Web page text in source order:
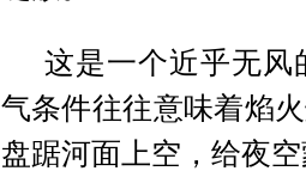
这是一个近乎无风
气条件往往意味着焰
盘踞河面上空，给夜